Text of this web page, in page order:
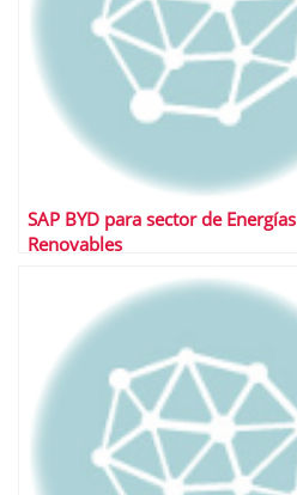
SAP BYD para sector de Energías
Renovables